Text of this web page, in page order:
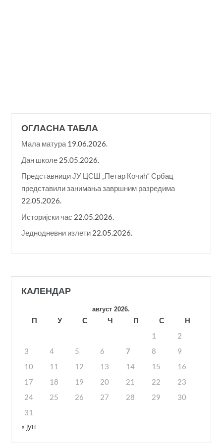
ОГЛАСНА ТАБЛА
Мала матура 19.06.2026.
Дан школе 25.05.2026.
Представници ЈУ ЦСШ „Петар Кочић“ Србац
представили занимања завршним разредима
22.05.2026.
Историјски час 22.05.2026.
Једнодневни излети 22.05.2026.
КАЛЕНДАР
август 2026.
П У С Ч П С
Н
1
2
3
4 5 6 7 8
9
10
11 12 13 14 15
16
17
18 19 20 21 22
23
24
25 26 27 28 29
30
31
« јун